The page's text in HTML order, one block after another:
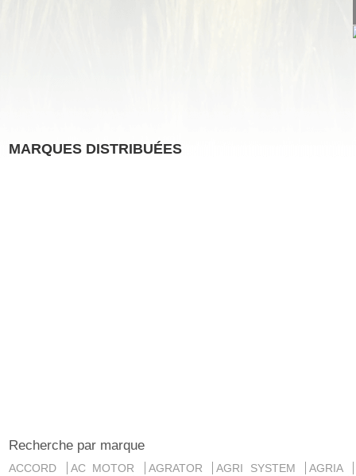
MARQUES DISTRIBUÉES
Recherche par marque
ACCORD AC MOTOR AGRATOR AGRI SYSTEM
AGRIA